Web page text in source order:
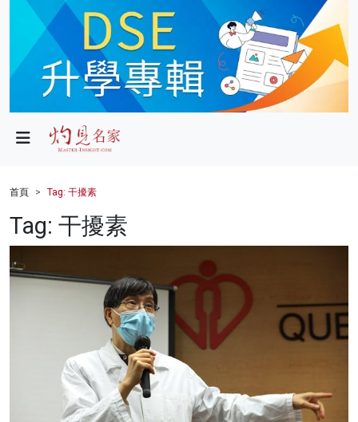
政局
財經
健康
商業
名家榜
灼見活動
首頁 Tag: 干擾素
Tag: 干擾素